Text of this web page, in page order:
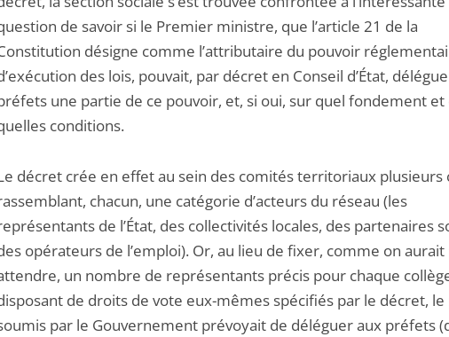
de savoir si le Premier ministre, que l’article 21 de la
désigne comme l’attributaire du pouvoir
des lois, pouvait, par décret en Conseil d’État,
une partie de ce pouvoir, et, si oui, sur quel fondement et
conditions.
décret crée en effet au sein des comités territoriaux plusieurs
chacun, une catégorie d’acteurs du réseau (les
de l’État, des collectivités locales, des partenaires
opérateurs de l’emploi). Or, au lieu de fixer, comme on aurait
un nombre de représentants précis pour chaque
de droits de vote eux-mêmes spécifiés par le décret,
par le Gouvernement prévoyait de déléguer aux préfets